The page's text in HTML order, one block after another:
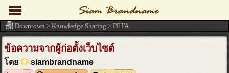
ข้อความจากผู้ก่อตั้งเว็บไซต์
โดย siambrandname
Downtown > Knowledge Sharing > PETA